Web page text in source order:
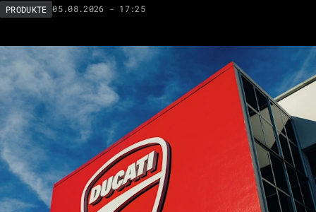
PRODUKTE 05.08.2026 - 17:25